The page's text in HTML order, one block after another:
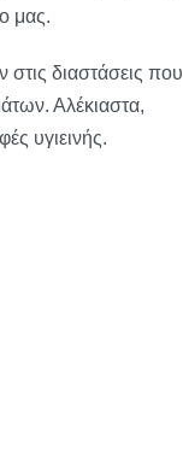
μας.
διαστάσεις που
Αλέκιαστα,
υγιεινής.